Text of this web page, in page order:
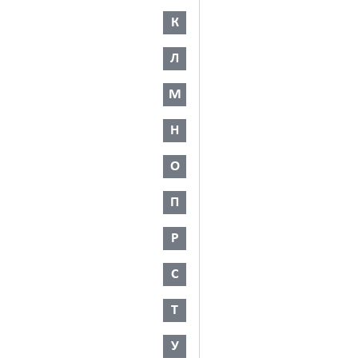
К
Л
М
Н
О
П
Р
С
Т
У